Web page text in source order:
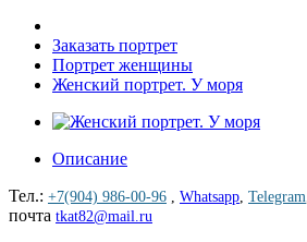
Заказать портрет
Портрет женщины
Женский портрет. У моря
Описание
Тел.: +7(904) 986-00-96 , Whatsapp, Telegram
почта tkat82@mail.ru